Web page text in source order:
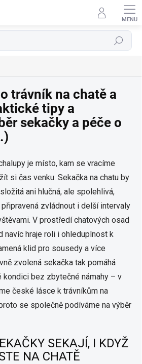
Hledat
trávník na chatě a
tipy a
sekačky a péče o
je místo, kam se vracíme
si čas venku. Sekačka na chatu by
ani hlučná, ale spolehlivá,
zvládnout i delší intervaly
V prostředí chatových osad
navíc hraje roli i ohleduplnost k
klid pro sousedy a více
zvolená sekačka tak pomáhá
kondici bez zbytečné námahy – v
české lásce k trávníkům na
se společně podíváme na výběr
SEKAJÍ, I KDYŽ
NA CHATĚ